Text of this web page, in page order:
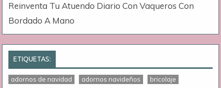
Reinventa Tu Atuendo Diario Con Vaqueros Con
Bordado A Mano
ETIQUETAS:
adornos de navidad adornos navideños
bricolaje